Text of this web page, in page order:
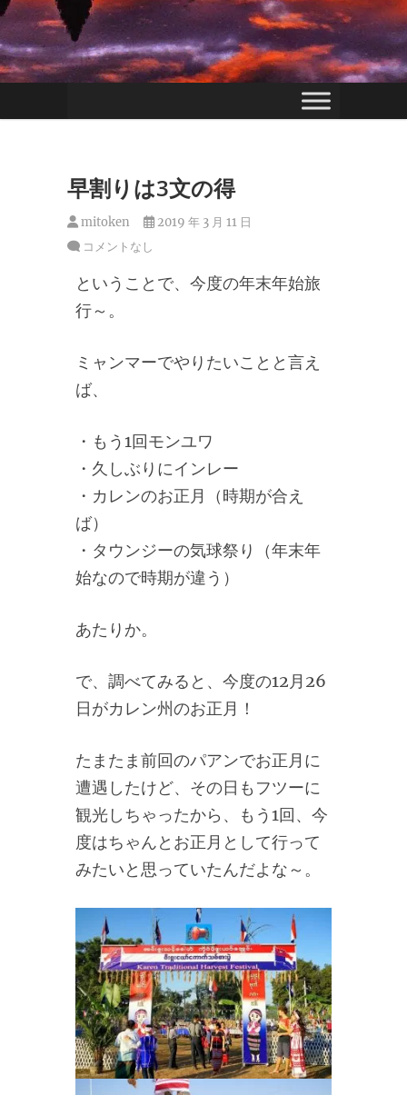
早割りは3文の得
mitoken
2019 年 3 月 11 日
コメントなし
ということで、今度の年末年始旅
行～。
ミャンマーでやりたいことと言え
ば、
・もう1回モンユワ
・久しぶりにインレー
・カレンのお正月（時期が合え
ば）
・タウンジーの気球祭り（年末年
始なので時期が違う）
あたりか。
で、調べてみると、今度の12月26
日がカレン州のお正月！
たまたま前回のパアンでお正月に
遭遇したけど、その日もフツーに
観光しちゃったから、もう1回、今
度はちゃんとお正月として行って
みたいと思っていたんだよな～。